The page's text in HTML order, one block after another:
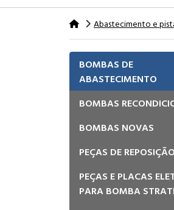
Abastecimento e
BOMBAS DE
ABASTECIMENTO
BOMBAS
BOMBAS NOVAS
PEÇAS DE REPOSIÇÃO
PEÇAS E PLACAS
PARA BOMBA